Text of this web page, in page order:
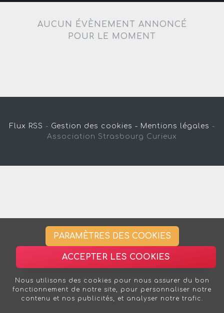
AUCUN ÉVÈNEMENT ANNONCÉ
POUR LE MOMENT
Flux RSS - Gestion des cookies - Mentions légales -
Association Strasbourg Curieux
PARAMÈTRES DES COOKIES
ACCEPTER LES COOKIES
Nous utilisons des cookies pour nous assurer du bon
fonctionnement de notre site, pour personnaliser notre
contenu et nos publicités, et analyser notre trafic.